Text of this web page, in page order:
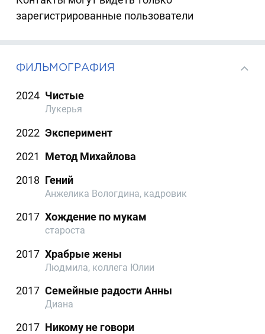
зарегистрированные пользователи
ФИЛЬМОГРАФИЯ
2024 Чистые
Лукерья
2022 Эксперимент
2021
Метод Михайлова
2018 Гений
Анжелика Вологдина, кадровик
2017 Хождение по мукам
староста
2017 Храбрые жены
Людмила, коллега Юлии
2017 Семейные радости Анны
Диана
2017 Никому не говори